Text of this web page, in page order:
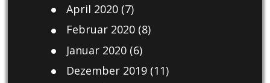
April 2020(7)
Februar 2020(8)
Januar 2020(6)
Dezember 2019(11)